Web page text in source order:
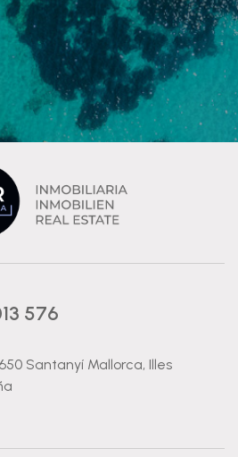
576
Santanyí Mallorca, Illes